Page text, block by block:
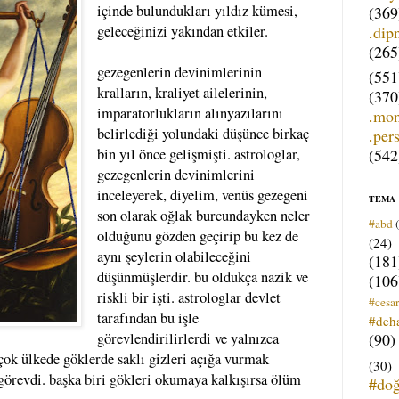
içinde bulundukları yıldız kümesi,
geleceğinizi yakından etkiler.
gezegenlerin devinimlerinin
kralların, kraliyet ailelerinin,
imparatorlukların alınyazılarını
belirlediği yolundaki düşünce birkaç
bin yıl önce gelişmişti. astrologlar,
gezegenlerin devinimlerini
inceleyerek, diyelim, venüs gezegeni
son olarak oğlak burcundayken neler
olduğunu gözden geçirip bu kez de
aynı şeylerin olabileceğini
düşünmüşlerdir. bu oldukça nazik ve
riskli bir işti. astrologlar devlet
tarafından bu işle
görevlendirilirlerdi ve yalnızca
ülkede göklerde saklı gizleri açığa vurmak
başka biri gökleri okumaya kalkışırsa ölüm
TEMA
#abd
(24)
(90)
(30)